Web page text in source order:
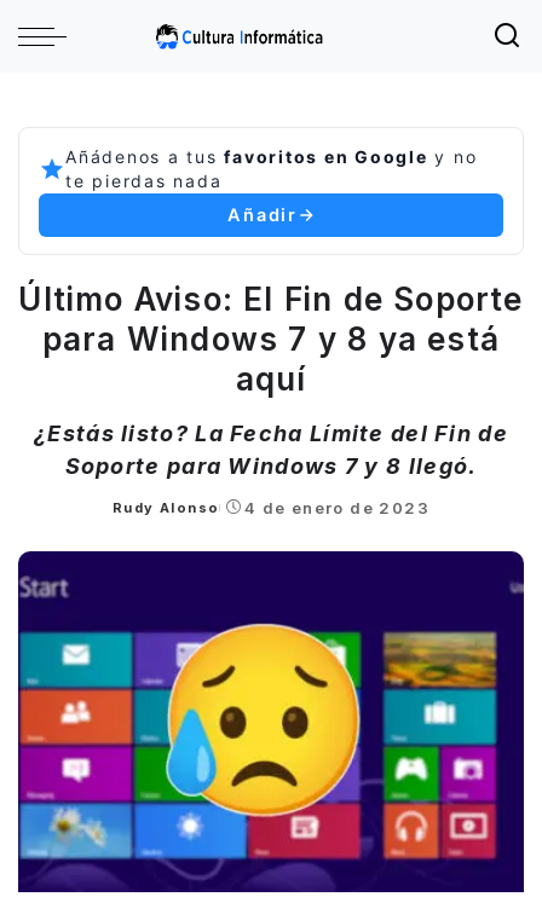
Añádenos a tusfavoritos en Google y no
te pierdas nada
Añadir
Último Aviso: El Fin de Soporte
para Windows 7 y 8 ya está
aquí
¿Estás listo? La Fecha Límite del Fin de
Soporte para Windows 7 y 8 llegó.
Posted
Rudy Alonso 4 de enero de 2023